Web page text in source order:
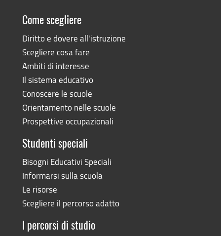
Come scegliere
Diritto e dovere all'istruzione
Scegliere cosa fare
Ambiti di interesse
Il sistema educativo
Conoscere le scuole
Orientamento nelle scuole
Prospettive occupazionali
Studenti speciali
Bisogni Educativi Speciali
Informarsi sulla scuola
Le risorse
Scegliere il percorso adatto
I percorsi di studio